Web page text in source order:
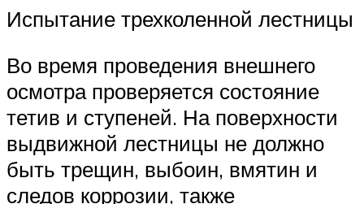
Испытание трехколенной лестницы
Во время проведения внешнего
осмотра проверяется состояние
тетив и ступеней. На поверхности
выдвижной лестницы не должно
быть трещин, выбоин, вмятин и
следов коррозии, также